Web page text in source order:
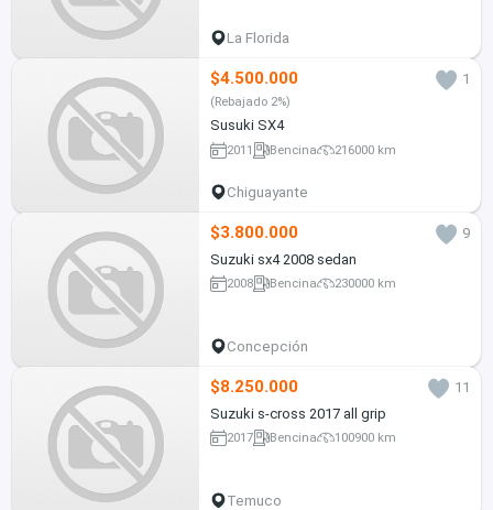
La Florida
$4.500.000 1
(Rebajado 2%)
Susuki SX4
2011 Bencina 216000 km
Chiguayante
$3.800.000
9
Suzuki sx4 2008 sedan
2008 Bencina 230000 km
Concepción
$8.250.000
11
Suzuki s-cross 2017 all grip
2017 Bencina 100900 km
Temuco